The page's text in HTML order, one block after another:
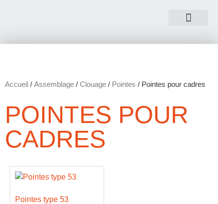
Accueil / Assemblage / Clouage / Pointes / Pointes pour cadres
POINTES POUR
CADRES
Pointes type 53